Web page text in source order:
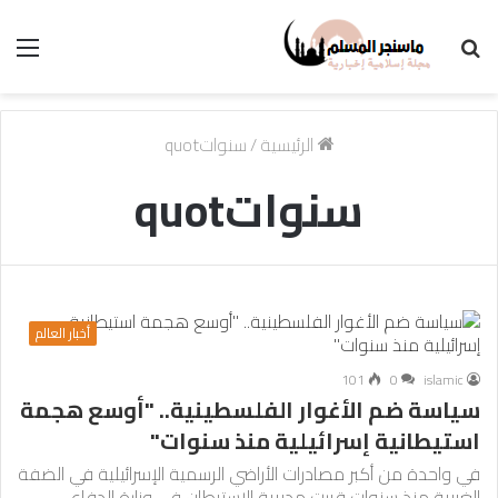
الرئيسية/سنواتquot
سنواتquot
أخبار العالم
islamic
0
101
سياسة ضم الأغوار الفلسطينية.. "أوسع هجمة
استيطانية إسرائيلية منذ سنوات"
في واحدة من أكبر مصادرات الأراضي الرسمية الإسرائيلية في الضفة